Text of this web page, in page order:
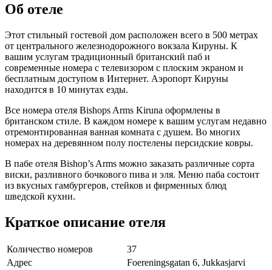
Об отеле
Этот стильный гостевой дом расположен всего в 500 метрах
от центрального железнодорожного вокзала Кируны. К
вашим услугам традиционный британский паб и
современные номера с телевизором с плоским экраном и
бесплатным доступом в Интернет. Аэропорт Кируны
находится в 10 минутах езды.
Все номера отеля Bishops Arms Kiruna оформлены в
британском стиле. В каждом номере к вашим услугам недавно
отремонтированная ванная комната с душем. Во многих
номерах на деревянном полу постелены персидские ковры.
В пабе отеля Bishop’s Arms можно заказать различные сорта
виски, разливного бочкового пива и эля. Меню паба состоит
из вкусных гамбургеров, стейков и фирменных блюд
шведской кухни.
Краткое описание отеля
Количество номеров
37
Адрес
Foereningsgatan 6, Jukkasjarvi